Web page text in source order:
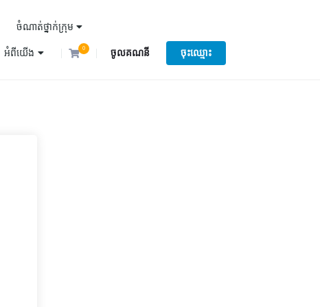
ចំណាត់ថ្នាក់ក្រុម
អំពីយើង 0 ចូលគណនី ចុះឈ្មោះ